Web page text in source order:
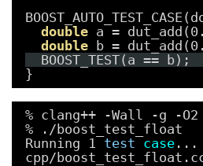
double a =
double
b =
BOOST_TEST(a == b);
}
% clang++ -Wall -g -O2
% . /boost_test_float
Running 1 test case...
cpp/boost_test_float